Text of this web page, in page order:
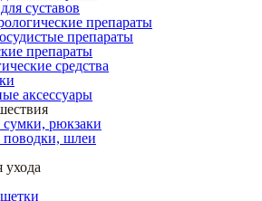
суставов
препараты
препараты
препараты
средства
аксессуары
рюкзаки
шлеи